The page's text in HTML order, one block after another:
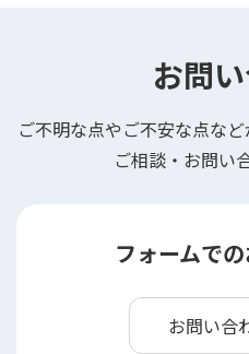
お問
ご不明な点やご不安な点な
ご相談・お問い
フォームで
お問い合